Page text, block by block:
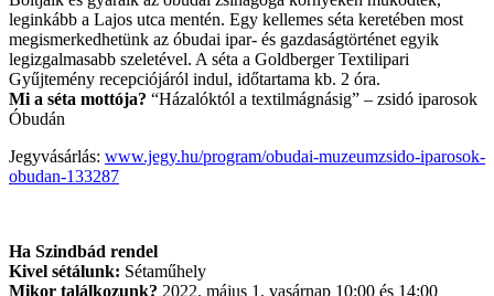
leginkább a Lajos utca mentén. Egy kellemes séta keretében most
megismerkedhetünk az óbudai ipar- és gazdaságtörténet egyik
legizgalmasabb szeletével. A séta a Goldberger Textilipari
Gyűjtemény recepciójáról indul, időtartama kb. 2 óra.
Mi a séta mottója? “Házalóktól a textilmágnásig” – zsidó iparosok
Óbudán
Jegyvásárlás: www.jegy.hu/program/obudai-muzeumzsido-iparosok-
obudan-133287
Ha Szindbád rendel
Kivel sétálunk: Sétaműhely
Mikor találkozunk? 2022. május 1. vasárnap 10:00 és 14:00